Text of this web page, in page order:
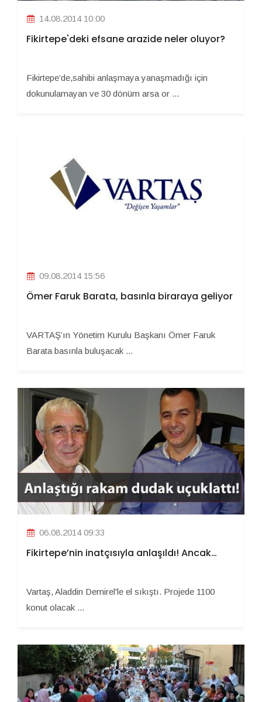
14.08.2014 10:00
Fikirtepe'deki efsane arazide neler oluyor?
Fikirtepe’de,sahibi anlaşmaya yanaşmadığı için
dokunulamayan ve 30 dönüm arsa or ...
09.08.2014 15:56
Ömer Faruk Barata, basınla biraraya geliyor
VARTAŞ’ın Yönetim Kurulu Başkanı Ömer Faruk
Barata basınla buluşacak ...
06.08.2014 09:33
Fikirtepe’nin inatçısıyla anlaşıldı! Ancak…
Vartaş, Aladdin Demirel'le el sıkıştı. Projede 1100
konut olacak ...